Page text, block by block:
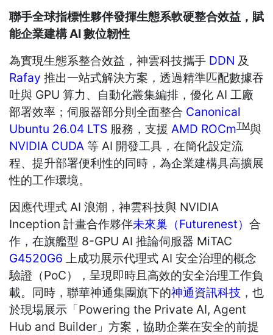
聯手全球指標性夥伴發揮生態系軟硬整合效益，賦
能企業建構AI數位韌性
為實現生態系整合效益，神雲科技攜手 DDN 及
Rafay 推出一站式解決方案，透過精準匹配數據吞
吐與 GPU 算力、自動化叢集編排，優化 AI 工廠
部署效率；伺服器部分則全面整合 Canonical
Ubuntu 26.04 LTS 服務，支援 AMD ROCmTM與
NVIDIA CUDA 等 AI 開發工具，在簡化設定流
程、提升部署便利性的同時，為企業建構具高擴展
性的工作環境。
因應代理式 AI 浪潮，神雲科技與 NVIDIA
Inception 計畫合作夥伴未來巢（Futurenest） 合
作，在旗艦型 8-GPU AI 推論伺服器 MiTAC
G4520G6 上成功展示代理式 AI 安全治理的概念
驗證（PoC），呈現即時且高效的安全治理工作負
載。同時，聯華神通集團旗下的神通資訊科技 ，也
於現場展示「Powering the Private AI, Agent
Hub and Builder」方案，協助企業在安全的前提